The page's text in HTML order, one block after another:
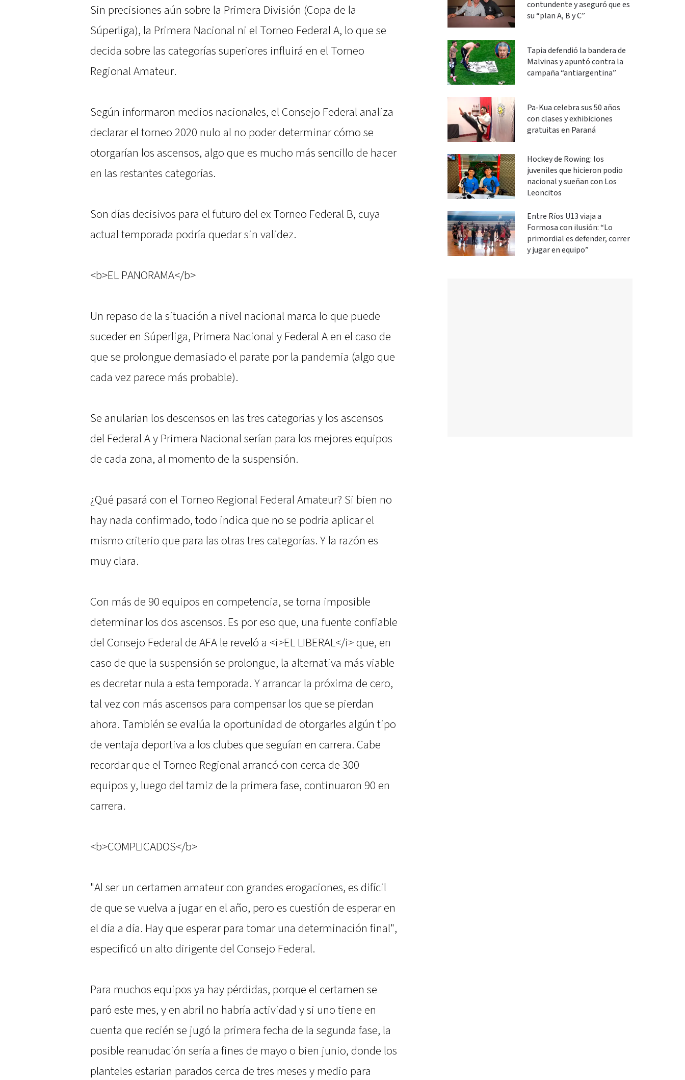
Sin precisiones aún sobre la Primera División (Copa de la
Súperliga), la Primera Nacional ni el Torneo Federal A, lo que se
decida sobre las categorías superiores influirá en el Torneo
Regional Amateur.
Según informaron medios nacionales, el Consejo Federal analiza
declarar el torneo 2020 nulo al no poder determinar cómo se
otorgarían los ascensos, algo que es mucho más sencillo de hacer
en las restantes categorías.
Son días decisivos para el futuro del ex Torneo Federal B, cuya
actual temporada podría quedar sin validez.
<b>EL PANORAMA</b>
Un repaso de la situación a nivel nacional marca lo que puede
suceder en Súperliga, Primera Nacional y Federal A en el caso de
que se prolongue demasiado el parate por la pandemia (algo que
cada vez parece más probable).
Se anularían los descensos en las tres categorías y los ascensos
del Federal A y Primera Nacional serían para los mejores equipos
de cada zona, al momento de la suspensión.
¿Qué pasará con el Torneo Regional Federal Amateur? Si bien no
hay nada confirmado, todo indica que no se podría aplicar el
mismo criterio que para las otras tres categorías. Y la razón es
muy clara.
Con más de 90 equipos en competencia, se torna imposible
determinar los dos ascensos. Es por eso que, una fuente confiable
del Consejo Federal de AFA le reveló a <i>EL LIBERAL</i> que, en
caso de que la suspensión se prolongue, la alternativa más viable
es decretar nula a esta temporada. Y arrancar la próxima de cero,
tal vez con más ascensos para compensar los que se pierdan
ahora. También se evalúa la oportunidad de otorgarles algún tipo
de ventaja deportiva a los clubes que seguían en carrera. Cabe
recordar que el Torneo Regional arrancó con cerca de 300
equipos y, luego del tamiz de la primera fase, continuaron 90 en
carrera.
<b>COMPLICADOS</b>
"Al ser un certamen amateur con grandes erogaciones, es difícil
de que se vuelva a jugar en el año, pero es cuestión de esperar en
el día a día. Hay que esperar para tomar una determinación final",
especificó un alto dirigente del Consejo Federal.
Para muchos equipos ya hay pérdidas, porque el certamen se
paró este mes, y en abril no habría actividad y si uno tiene en
cuenta que recién se jugó la primera fecha de la segunda fase, la
posible reanudación sería a fines de mayo o bien junio, donde los
planteles estarían parados cerca de tres meses y medio para
contundente y aseguró que es
su “plan A, B y C”
Tapia defendió la bandera de
Malvinas y apuntó contra la
campaña “antiargentina”
Pa-Kua celebra sus 50 años
con clases y exhibiciones
gratuitas en Paraná
Hockey de Rowing: los
juveniles que hicieron podio
nacional y sueñan con Los
Leoncitos
Entre Ríos U13 viaja a
Formosa con ilusión: “Lo
primordial es defender, correr
y jugar en equipo”